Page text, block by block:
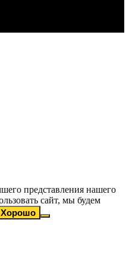
представления нашего
сайт, мы будем
Хорошо